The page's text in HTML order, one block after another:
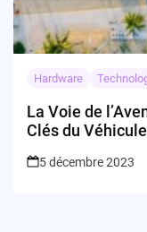
Hardware
La Voie de
Clés du
5 décembre 2023